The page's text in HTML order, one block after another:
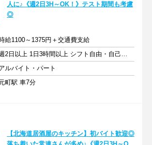
人に♪《週2日3H～OK！》テスト期間も考慮
◎
給1100～1375円＋交通費支給
週2日以上 1日3時間以上 シフト自由・自己申告
ルバイト・パート
町駅 車7分
【北海道居酒屋のキッチン】初バイト歓迎◎